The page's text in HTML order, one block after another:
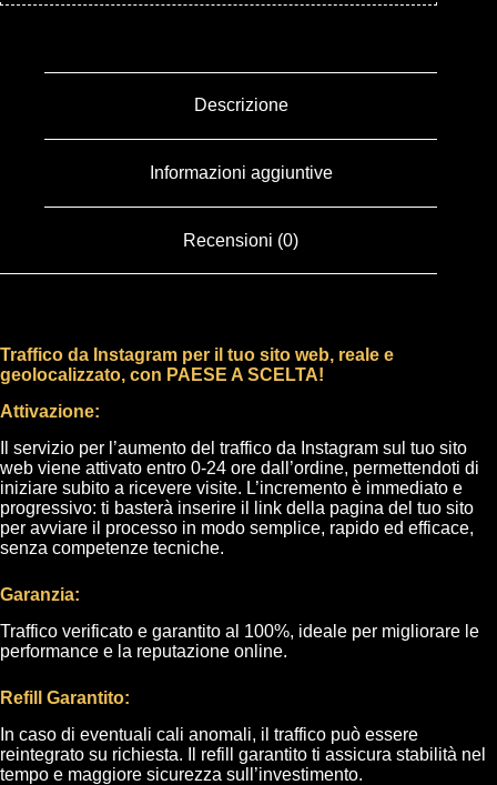
Descrizione
Informazioni aggiuntive
Recensioni (0)
Traffico da Instagram per il tuo sito web, reale e
geolocalizzato, con PAESE A SCELTA!
Attivazione:
Il servizio per l’aumento del traffico da Instagram sul tuo sito
web viene attivato entro 0-24 ore dall’ordine, permettendoti di
iniziare subito a ricevere visite. L’incremento è immediato e
progressivo: ti basterà inserire il link della pagina del tuo sito
per avviare il processo in modo semplice, rapido ed efficace,
senza competenze tecniche.
Garanzia:
Traffico verificato e garantito al 100%, ideale per migliorare le
performance e la reputazione online.
Refill Garantito:
In caso di eventuali cali anomali, il traffico può essere
reintegrato su richiesta. Il refill garantito ti assicura stabilità nel
tempo e maggiore sicurezza sull’investimento.